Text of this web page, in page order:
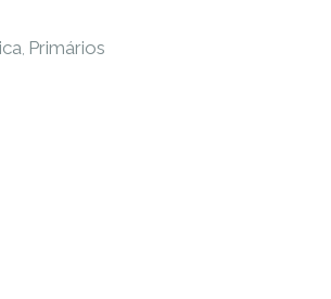
Primários